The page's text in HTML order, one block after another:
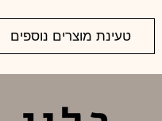
טעינת מוצרים נוספים